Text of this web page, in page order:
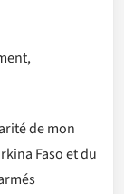
de mon
Faso et du